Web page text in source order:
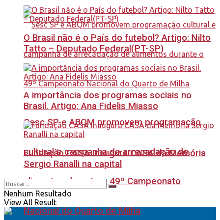
Sesc SP e ABQM promovem programação
cultural e campanha de arrecadação de
alimentos durante o 49º Campeonato
Nacional do Quarto de Milha
O Brasil não é o País do futebol? Artigo: Nilto
Tatto – Deputado Federal(PT-SP)
A importância dos programas sociais no
Brasil. Artigo: Ana Fidelis Miasso
Fundação CASA inaugura CASA da Memória
Sergio Ranalli na capital
Nenhum Resultado
View All Result